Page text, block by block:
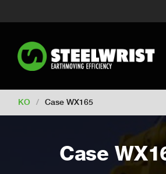
Switch to
Switch to France
KO / Case WX165
Case